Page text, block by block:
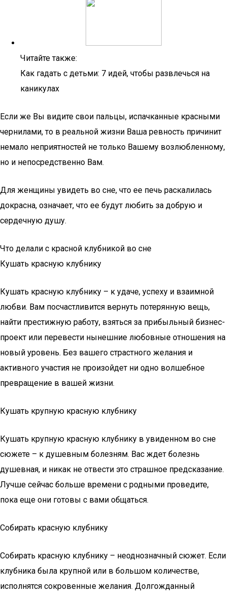
Читайте также:
Как гадать с детьми: 7 идей, чтобы развлечься на
каникулах
Если же Вы видите свои пальцы, испачканные красными
чернилами, то в реальной жизни Ваша ревность причинит
немало неприятностей не только Вашему возлюбленному,
но и непосредственно Вам.
Для женщины увидеть во сне, что ее печь раскалилась
докрасна, означает, что ее будут любить за добрую и
сердечную душу.
Что делали с красной клубникой во сне
Кушать красную клубнику
Кушать красную клубнику – к удаче, успеху и взаимной
любви. Вам посчастливится вернуть потерянную вещь,
найти престижную работу, взяться за прибыльный бизнес-
проект или перевести нынешние любовные отношения на
новый уровень. Без вашего страстного желания и
активного участия не произойдет ни одно волшебное
превращение в вашей жизни.
Кушать крупную красную клубнику
Кушать крупную красную клубнику в увиденном во сне
сюжете – к душевным болезням. Вас ждет болезнь
душевная, и никак не отвести это страшное предсказание.
Лучше сейчас больше времени с родными проведите,
пока еще они готовы с вами общаться.
Собирать красную клубнику
Собирать красную клубнику – неоднозначный сюжет. Если
клубника была крупной или в большом количестве,
исполнятся сокровенные желания. Долгожданный